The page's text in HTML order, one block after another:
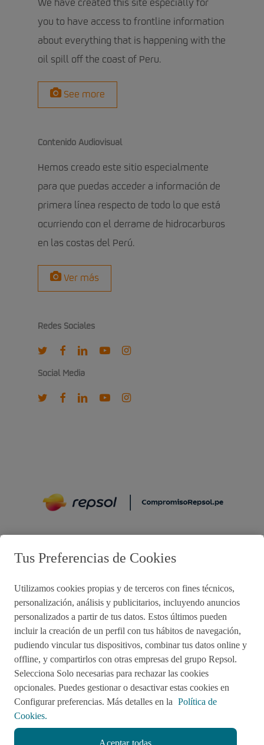
We have created this site especially for
you to have access to frontline information
about everything that is happening with the
oil spill off the coast of Peru.
See more
Contenido Audiovisual
Hemos creado este sitio especialmente
para que puedas acceder a información de
primera línea respecto de todo lo que está
ocurriendo con el derrame de hidrocarburos
en las costas del Perú.
Ver más
Redes Sociales
twitterfacebooklinkedinyoutubeinstagram
Social Media
twitterfacebooklinkedinyoutubeinstagram
Preguntas frecuentes
Acciones de remediación
Impulsared Proyectos Sociales
Sala de Prensa Aviso de Privacidad
Política de cookies
Tus Preferencias de Cookies
Utilizamos cookies propias y de terceros con fines técnicos,
personalización, análisis y publicitarios, incluyendo anuncios
personalizados a partir de tus datos. Estos últimos pueden
incluir la creación de un perfil con tus hábitos de navegación,
pudiendo vincular tus dispositivos, combinar tus datos online y
offline, y compartirlos con otras empresas del grupo Repsol.
Selecciona Solo necesarias para rechazar las cookies
opcionales. Puedes gestionar o desactivar estas cookies en
Configurar preferencias. Más detalles en la Política de
Cookies.
Aceptar todas